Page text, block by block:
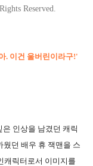
Reserved.
. 이건 울버린이라구!'
인상을 남겼던 캐릭
던 배우 휴 잭맨을 스
캐릭터로서 이미지를